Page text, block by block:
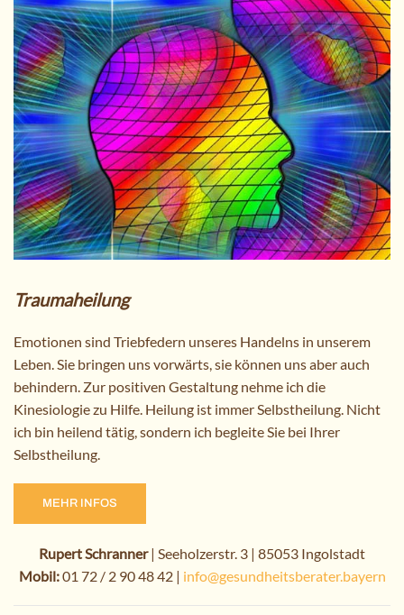
Traumaheilung
Emotionen sind Triebfedern unseres Handelns in unserem
Leben. Sie bringen uns vorwärts, sie können uns aber auch
behindern. Zur positiven Gestaltung nehme ich die
Kinesiologie zu Hilfe. Heilung ist immer Selbstheilung. Nicht
ich bin heilend tätig, sondern ich begleite Sie bei Ihrer
Selbstheilung.
MEHR INFOS
Rupert Schranner| Seeholzerstr. 3 | 85053 Ingolstadt
Mobil:01 72 / 2 90 48 42 | info@gesundheitsberater.bayern